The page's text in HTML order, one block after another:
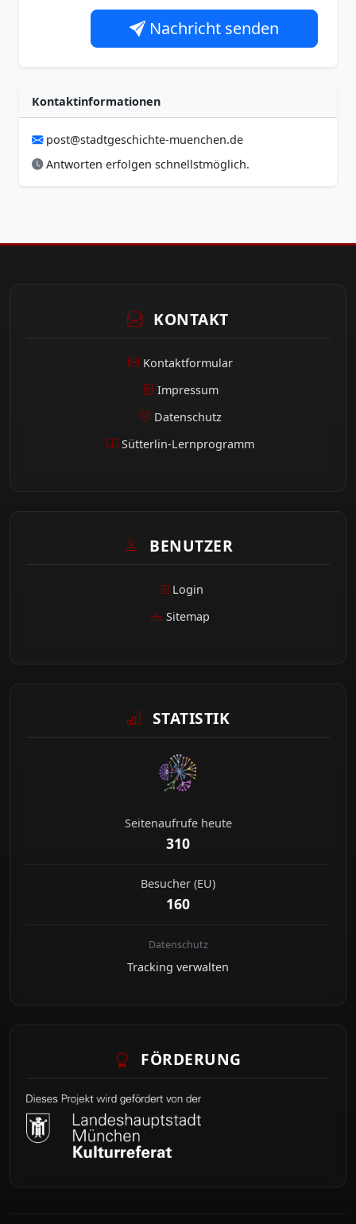
Nachricht senden
Kontaktinformationen
post@stadtgeschichte-muenchen.de
Antworten erfolgen schnellstmöglich.
KONTAKT
Kontaktformular
Impressum
Datenschutz
Sütterlin-Lernprogramm
BENUTZER
Login
Sitemap
STATISTIK
Seitenaufrufe heute
310
Besucher (EU)
160
Datenschutz
Tracking verwalten
FÖRDERUNG